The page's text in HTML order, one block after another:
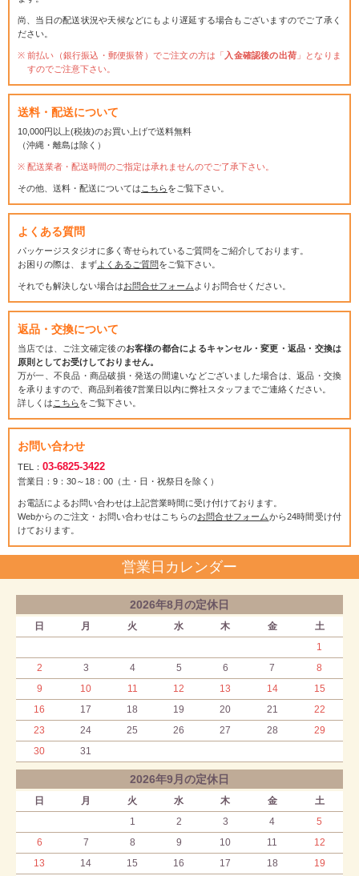
尚、当日の配送状況や天候などにもより遅延する場合もございますのでご了承く
ださい。
前払い（銀行振込・郵便振替）でご注文の方は「 入金確認後の出荷 」となりま
すのでご注意下さい。
送料・配送について
10,000円以上(税抜)のお買い上げで送料無料
（沖縄・離島は除く）
配送業者・配送時間のご指定は承れませんのでご了承下さい。
その他、送料・配送については こちらをご覧下さい。
よくある質問
パッケージスタジオに多く寄せられているご質問をご紹介しております。
お困りの際は、まずよくあるご質問をご覧下さい。
それでも解決しない場合はお問合せフォーム よりお問合せください。
返品・交換について
当店では、ご注文確定後のお客様の都合によるキャンセル・変更・返品・交換は
原則としてお受けしておりません。
万が一、不良品・商品破損・発送の間違いなどございました場合は、返品・交換
を承りますので、商品到着後7営業日以内に弊社スタッフまでご連絡ください。
詳しくは こちらをご覧下さい。
お問い合わせ
TEL： 03-6825-3422
営業日：9：30～18：00（土・日・祝祭日を除く）
お電話によるお問い合わせは上記営業時間に受け付けております。
Webからのご注文・お問い合わせはこちらのお問合せフォームから24時間受け付
けております。
営業日カレンダー
2026年8月の定休日
日 月 火 水 木 金
土
1
2
3 4 5 6 7
8
9
10 11 12 13 14
15
16
17 18 19 20 21
22
23
24 25 26 27 28
29
30
31
2026年9月の定休日
日 月 火 水 木 金
土
1
2 3 4
5
6
7 8 9 10 11
12
13
14 15 16 17 18
19